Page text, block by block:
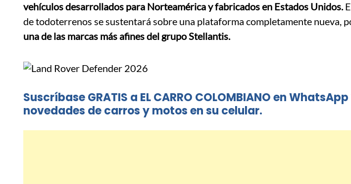
vehículos desarrollados para Norteamérica y fabricados en Estados Unidos.
de todoterrenos se sustentará sobre una plataforma completamente nueva,
una de las marcas más afines del grupo Stellantis.
Suscríbase GRATIS a EL CARRO COLOMBIANO en
novedades de carros y motos en su celular.